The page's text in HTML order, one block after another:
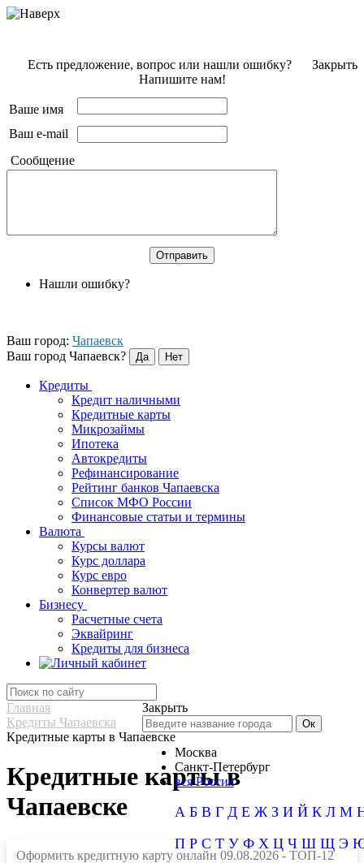
Закрыть
Есть предложение, вопрос или нашли ошибку?
Напишите нам!
Ваше имя
Ваш e-mail
Сообщение
Нашли ошибку?
Ваш город: Чапаевск
Ваш город Чапаевск?
Кредиты
Кредит наличными
Кредитные карты
Микрозаймы
Ипотека
Автокредиты
Рефинансирование
Рейтинг банков Чапаевска
Список МФО России
Финансовые статьи и термины
Валюта
Курсы валют
Курс доллара
Курс евро
Конвертер валют
Бизнесу
Расчетные счета
Эквайринг
Кредиты для бизнеса
Закрыть
Москва
Санкт-Петербург
вся Россия
А Б В Г Д Е Ж З И Й К Л М
П Р С Т У Ф Х Ц Ч Ш Щ Э
Главная
Кредиты Чапаевска
Кредитные карты в Чапаевске
Кредитные карты в
Чапаевске
Оформить кредитную карту онлайн 09.08.2026 - ТОП-12